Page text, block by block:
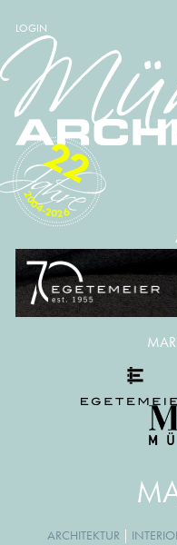
LOGIN
2004-2026
22
ARCHITEKTUR |